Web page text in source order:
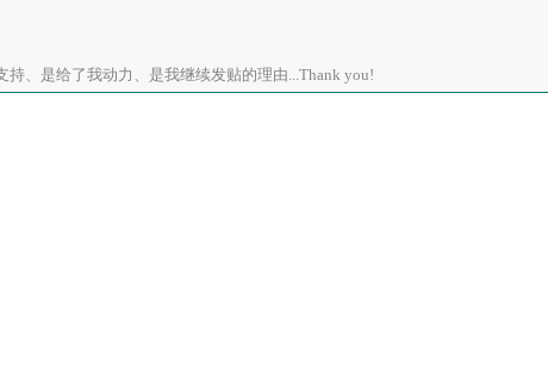
持、是给了我动力、是我继续发贴的理由...Thank you!